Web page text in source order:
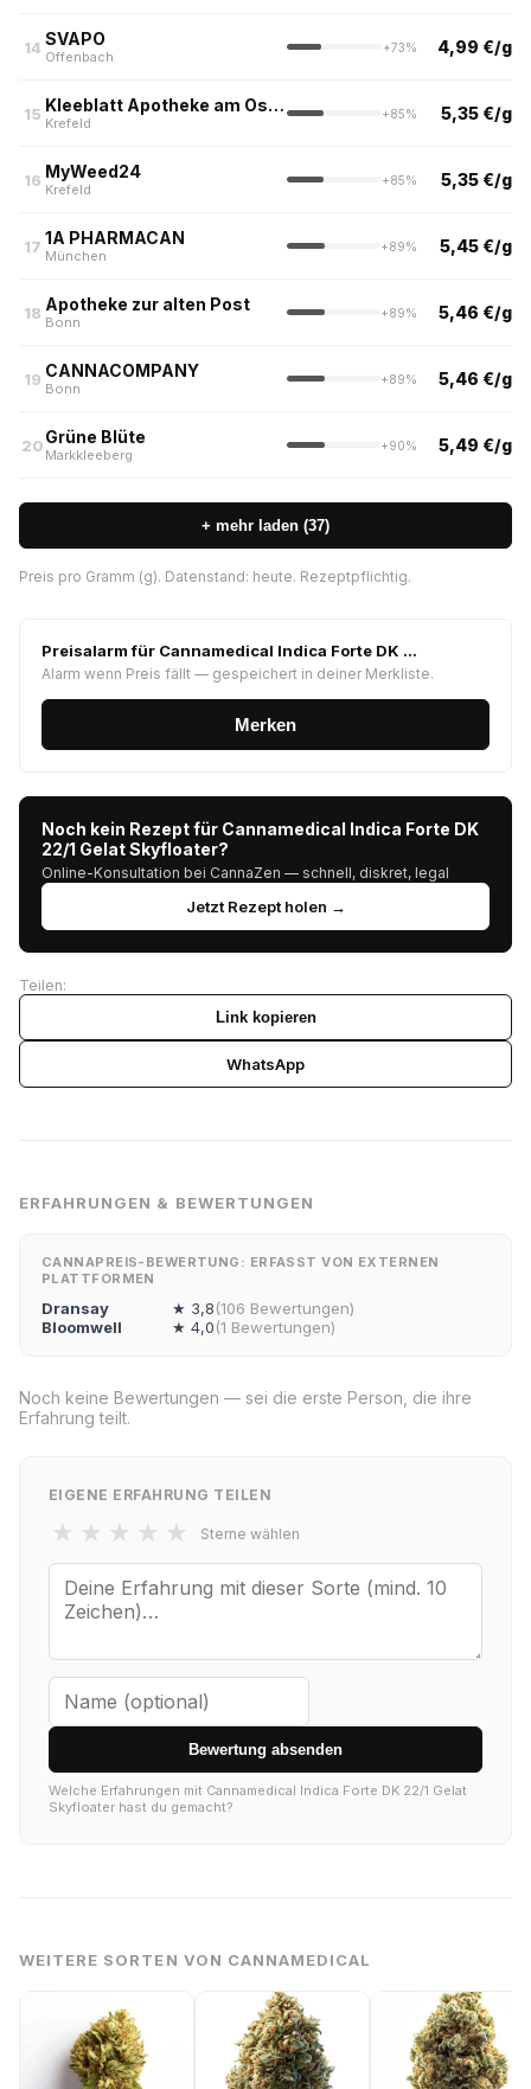
14 SVAPO
Offenbach
+73% 4,99 €/g
15 Kleeblatt Apotheke am Ostwall
Krefeld
+85% 5,35 €/g
16 MyWeed24
Krefeld
+85% 5,35 €/g
17 1A PHARMACAN
München
+89% 5,45 €/g
18 Apotheke zur alten Post
Bonn
+89% 5,46 €/g
19 CANNACOMPANY
Bonn
+89% 5,46 €/g
20Grüne Blüte
Markkleeberg
+90% 5,49 €/g
+ mehr laden (37)
Preis pro Gramm (g). Datenstand: heute. Rezeptpflichtig.
Preisalarm für Cannamedical Indica Forte DK …
Alarm wenn Preis fällt — gespeichert in deiner Merkliste.
Merken
Noch kein Rezept für Cannamedical Indica Forte DK
22/1 Gelat Skyfloater?
Online-Konsultation bei CannaZen — schnell, diskret, legal
Jetzt Rezept holen →
Teilen:
Link kopieren
WhatsApp
ERFAHRUNGEN & BEWERTUNGEN
CANNAPREIS-BEWERTUNG: ERFASST VON EXTERNEN
PLATTFORMEN
Dransay ★ 3,8(106 Bewertungen)
Bloomwell
★ 4,0(1 Bewertungen)
Noch keine Bewertungen — sei die erste Person, die ihre
Erfahrung teilt.
EIGENE ERFAHRUNG TEILEN
★ ★ ★ ★ ★ Sterne wählen
Bewertung absenden
Welche Erfahrungen mit Cannamedical Indica Forte DK 22/1 Gelat
Skyfloater hast du gemacht?
WEITERE SORTEN VON CANNAMEDICAL